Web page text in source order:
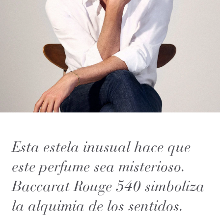
Esta estela inusual hace que
este perfume sea misterioso.
Baccarat Rouge 540 simboliza
la alquimia de los sentidos.